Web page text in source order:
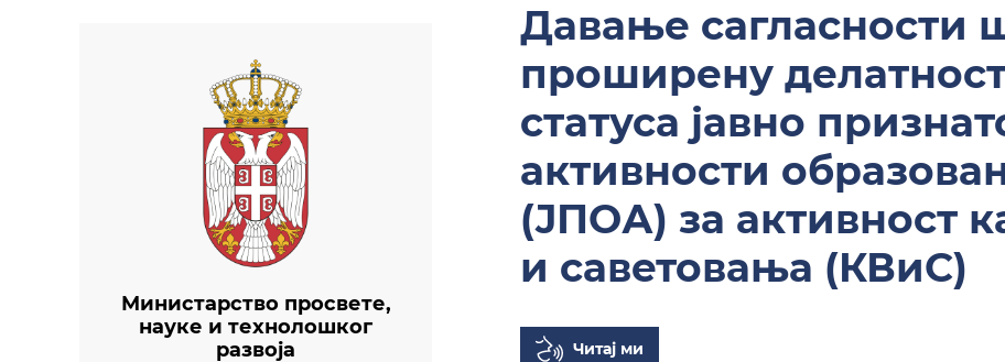
Основна тема Црно/бела тема
Министарство просвете,
науке и технолошког
развоја
Давање сагласности
проширену
статуса јавно
активности
(ЈПОА) за активност
и саветовања (КВиС)
Читај ми